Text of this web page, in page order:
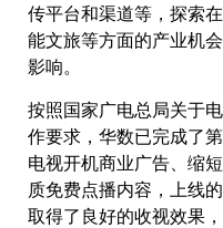
传平台和渠道等，探索
能文旅等方面的产业机
影响。
按照国家广电总局关于
作要求，华数已完成了
电视开机商业广告、缩
质免费点播内容，上线
取得了良好的收视效果